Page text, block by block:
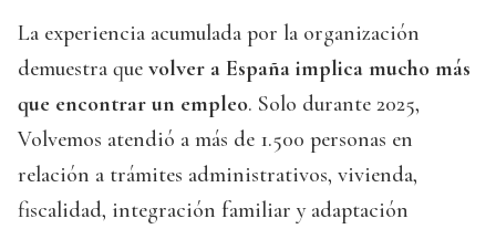
La experiencia acumulada por la organización
demuestra que volver a España implica mucho más
que encontrar un empleo. Solo durante 2025,
Volvemos atendió a más de 1.500 personas en
relación a trámites administrativos, vivienda,
fiscalidad, integración familiar y adaptación